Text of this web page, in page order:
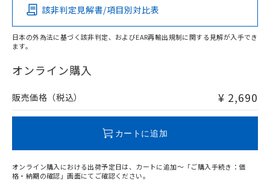
O
在庫等で未対応品が混在する可能性があります。
問い合わせください。
該非判定見解書/項目別対比表
日本の外為法に基づく該非判定、およびEAR再輸出規制に関する見解が入手でき
ます。
オンライン購入
販売価格（税込） ¥ 2,690
カートに追加
オンライン購入における出荷予定日は、カートに追加～「ご購入手続き：価
格・納期の確認」画面にてご確認ください。